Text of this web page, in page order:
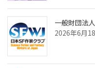
一般財団法
2026年6月